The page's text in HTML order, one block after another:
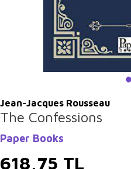
Jean-Jacques Rousseau
The Confessions
Paper Books
618,75 TL